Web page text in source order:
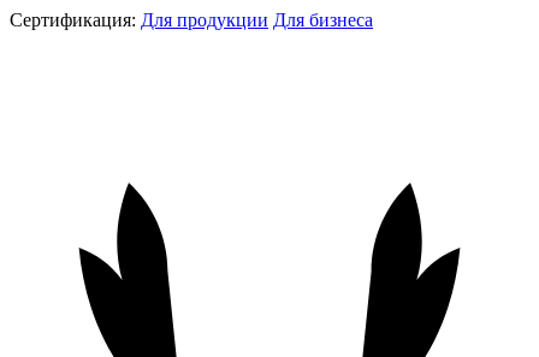
Сертификация: Для продукции Для бизнеса